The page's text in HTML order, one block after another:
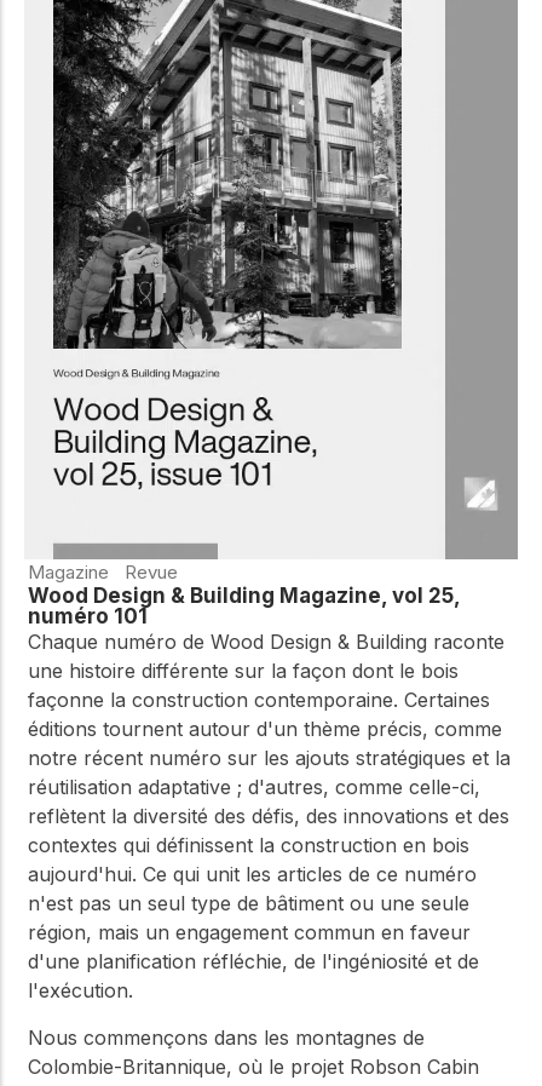
Magazine Revue
Wood Design & Building Magazine, vol 25,
numéro 101
Chaque numéro de Wood Design & Building raconte
une histoire différente sur la façon dont le bois
façonne la construction contemporaine. Certaines
éditions tournent autour d'un thème précis, comme
notre récent numéro sur les ajouts stratégiques et la
réutilisation adaptative ; d'autres, comme celle-ci,
reflètent la diversité des défis, des innovations et des
contextes qui définissent la construction en bois
aujourd'hui. Ce qui unit les articles de ce numéro
n'est pas un seul type de bâtiment ou une seule
région, mais un engagement commun en faveur
d'une planification réfléchie, de l'ingéniosité et de
l'exécution.
Nous commençons dans les montagnes de
Colombie-Britannique, où le projet Robson Cabin